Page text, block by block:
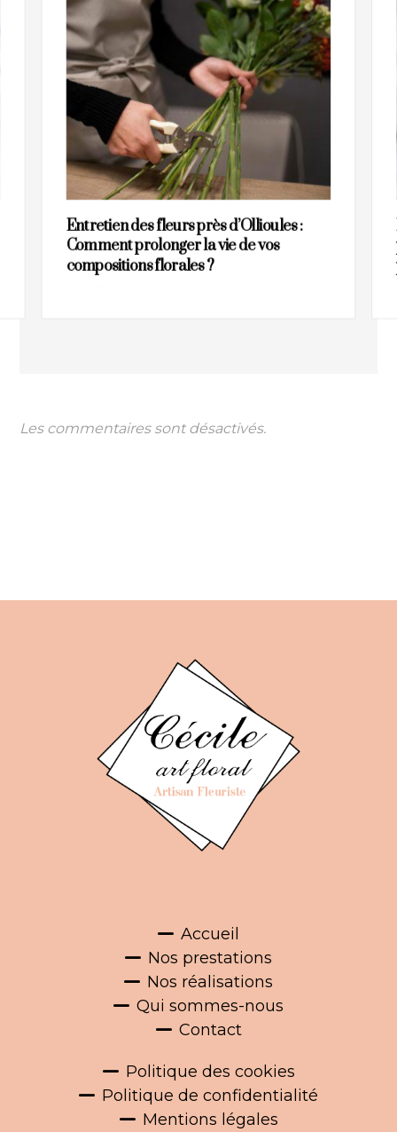
Entretien des fleurs près d’Ollioules :
Comment prolonger la vie de vos
compositions florales ?
Les commentaires sont désactivés.
Accueil
Nos prestations
Nos réalisations
Qui sommes-nous
Contact
Politique des cookies
Politique de confidentialité
Mentions légales